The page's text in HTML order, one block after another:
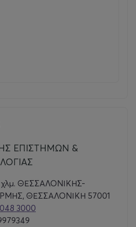
ΕΠΙΣΤΗΜΩΝ &
ΘΕΣΣΑΛΟΝΙΚΗΣ-
ΘΕΣΣΑΛΟΝΙΚΗ 57001
3000